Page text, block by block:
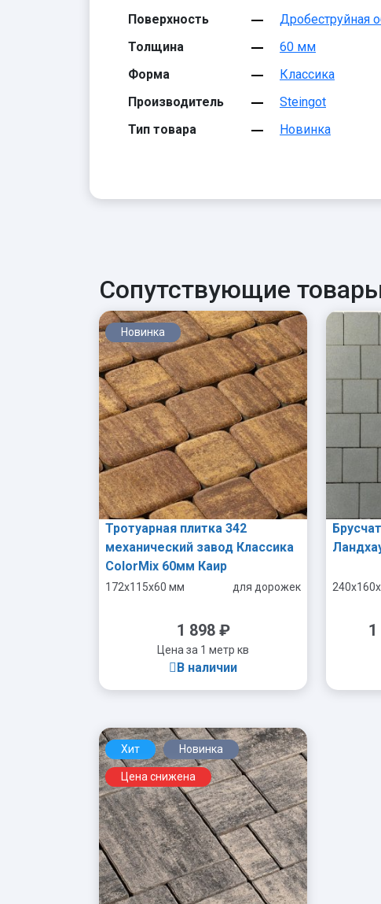
Поверхность
Дробеструйная
Толщина
60 мм
Форма
Классика
Производитель
Steingot
Тип товара
Новинка
Сопутствующие
Новинка
Тротуарная плитка 342
механический завод Классика
ColorMix 60мм Каир
172x115x60 мм для дорожек
1 898 ₽
Цена за 1 метр кв
В наличии
- +
1
Хит Новинка
Цена снижена